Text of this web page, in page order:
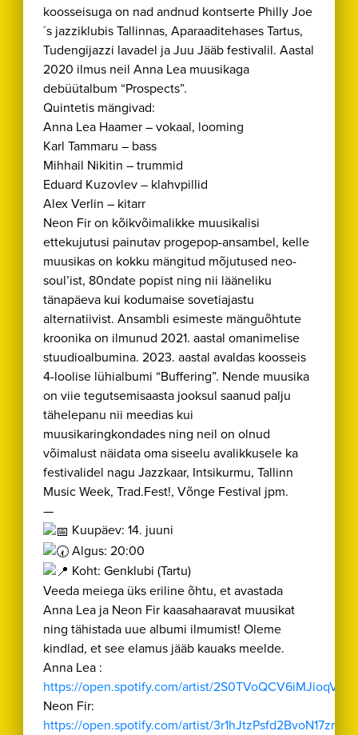
koosseisuga on nad andnud kontserte Philly Joe
´s jazziklubis Tallinnas, Aparaaditehases Tartus,
Tudengijazzi lavadel ja Juu Jääb festivalil. Aastal
2020 ilmus neil Anna Lea muusikaga
debüütalbum “Prospects”.
Quintetis mängivad:
Anna Lea Haamer – vokaal, looming
Karl Tammaru – bass
Mihhail Nikitin – trummid
Eduard Kuzovlev – klahvpillid
Alex Verlin – kitarr
Neon Fir on kõikvõimalikke muusikalisi
ettekujutusi painutav progepop-ansambel, kelle
muusikas on kokku mängitud mõjutused neo-
soul’ist, 80ndate popist ning nii lääneliku
tänapäeva kui kodumaise sovetiajastu
alternatiivist. Ansambli esimeste mänguõhtute
kroonika on ilmunud 2021. aastal omanimelise
stuudioalbumina. 2023. aastal avaldas koosseis
4-loolise lühialbumi “Buffering”. Nende muusika
on viie tegutsemisaasta jooksul saanud palju
tähelepanu nii meedias kui
muusikaringkondades ning neil on olnud
võimalust näidata oma siseelu avalikkusele ka
festivalidel nagu Jazzkaar, Intsikurmu, Tallinn
Music Week, Trad.Fest!, Võnge Festival jpm.
—
Kuupäev: 14. juuni
Algus: 20:00
Koht: Genklubi (Tartu)
Veeda meiega üks eriline õhtu, et avastada
Anna Lea ja Neon Fir kaasahaaravat muusikat
ning tähistada uue albumi ilmumist! Oleme
kindlad, et see elamus jääb kauaks meelde.
Anna Lea :
https://open.spotify.com/artist/
Neon Fir:
https://open.spotify.com/artist/